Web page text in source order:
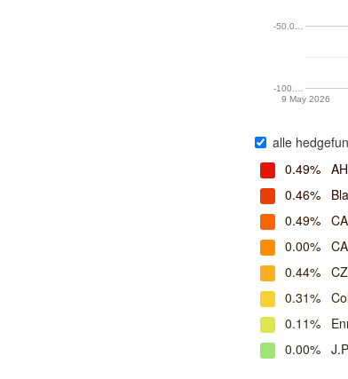
9 May 2026
-100.…
-50.0…
alle
0.49%
0.46%
0.49%
0.00%
0.44%
0.31%
0.11%
0.00%